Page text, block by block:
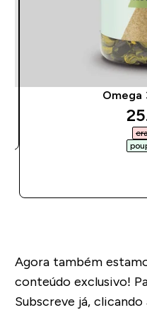
Omega
Agora também
conteúdo exclusivo!
Subscreve já, clicando